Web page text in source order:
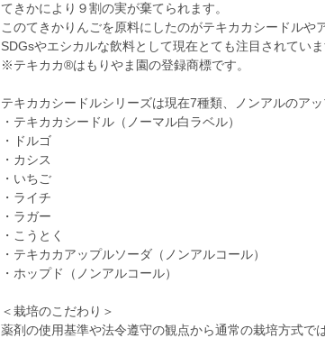
てきかにより９割の実が棄てられます。
このてきかりんごを原料にしたのがテキカカシードルや
SDGsやエシカルな飲料として現在とても注目されていま
※テキカカ®はもりやま園の登録商標です。
テキカカシードルシリーズは現在7種類、ノンアルのア
・テキカカシードル（ノーマル白ラベル）
・ドルゴ
・カシス
・いちご
・ライチ
・ラガー
・こうとく
・テキカカアップルソーダ（ノンアルコール）
・ホップド（ノンアルコール）
＜栽培のこだわり＞
薬剤の使用基準や法令遵守の観点から通常の栽培方式で